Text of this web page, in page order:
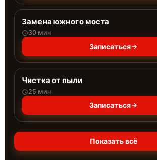
Замена южного моста
30 мин
Записаться
Чистка от пыли
25 мин
Записаться
Показать всё